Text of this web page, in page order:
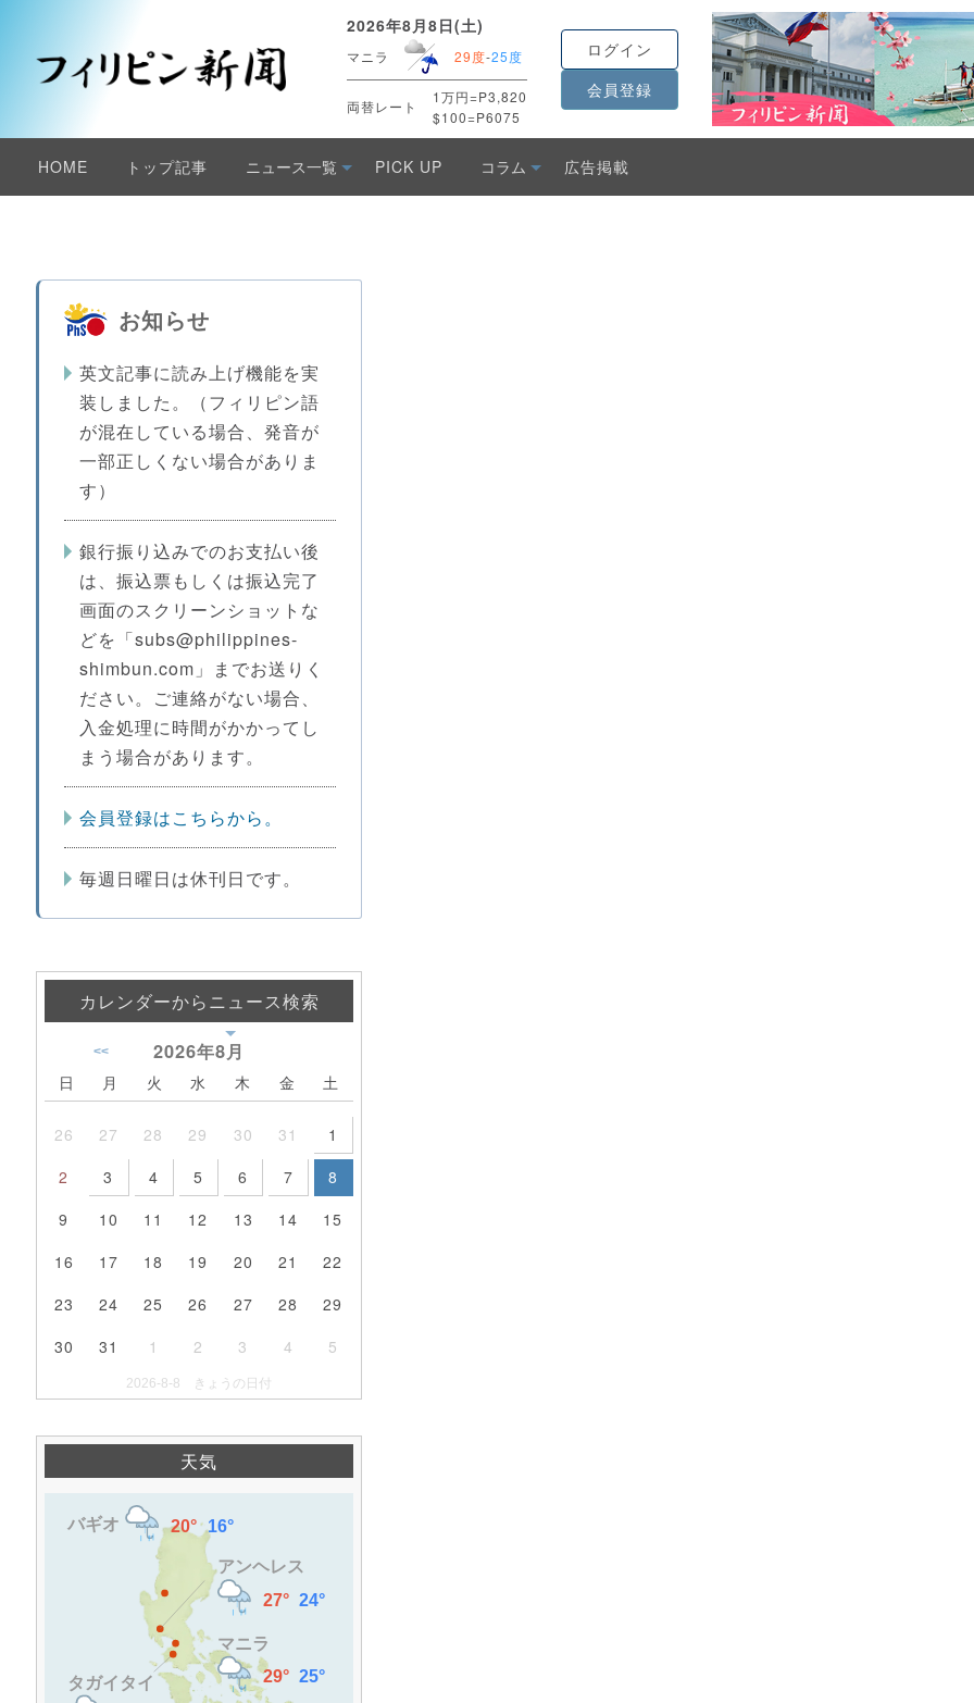
2026年8月8日(土)
マニラ 29度-25度
両替レート
1万円=P3,820
$100=P6075
ログイン
会員登録
HOME トップ記事 ニュース一覧 PICK UP コラム 広告掲載
お知らせ
英文記事に読み上げ機能を実
装しました。（フィリピン語
が混在している場合、発音が
一部正しくない場合がありま
す）
銀行振り込みでのお支払い後
は、振込票もしくは振込完了
画面のスクリーンショットな
どを「subs@philippines-
shimbun.com」までお送りく
ださい。ご連絡がない場合、
入金処理に時間がかかってし
まう場合があります。
会員登録はこちらから。
毎週日曜日は休刊日です。
カレンダーからニュース検索
2026年8月
<<
日 月 火 水 木 金 土
26 27 28 29 30 31
1
2
3 4 5 6 7
8
9
10 11 12 13 14
15
16
17 18 19 20 21
22
23
24 25 26 27 28
29
30
31 1 2 3 4 5
2026-8-8 きょうの日付
天気